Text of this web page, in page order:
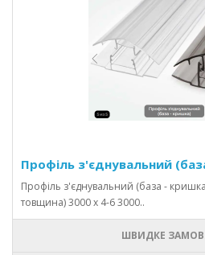
Профіль з'єднувальний
Профіль з'єднувальний (база -
товщина) 3000 х 4-6 3000..
ШВИДКЕ